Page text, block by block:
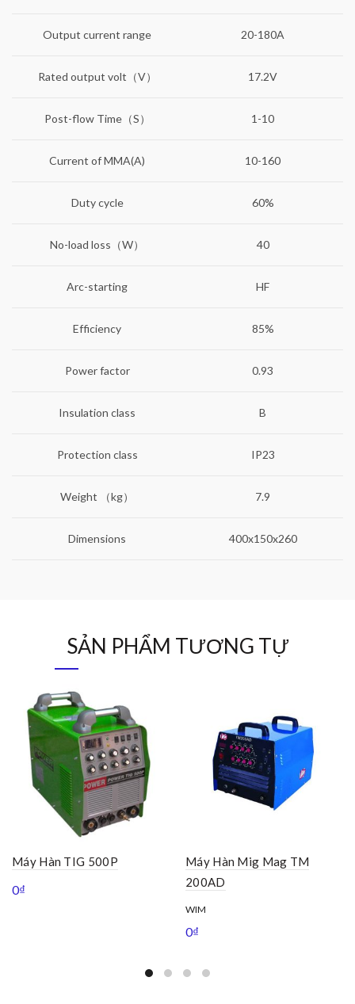
Output current range 20-180A
Rated output volt（V） 17.2V
Post-flow Time（S） 1-10
Current of MMA(A) 10-160
Duty cycle 60%
No-load loss（W） 40
Arc-starting HF
Efficiency 85%
Power factor 0.93
Insulation class B
Protection class IP23
Weight （kg） 7.9
Dimensions 400x150x260
SẢN PHẨM TƯƠNG TỰ
Máy Hàn TIG 500P
0₫
Máy Hàn Mig Mag TM
200AD
WIM
0₫